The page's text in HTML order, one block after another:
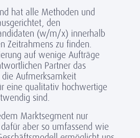
hat alle Methoden und
den
(w/m/x) innerhalb
Zeitrahmens zu finden.
auf wenige Aufträge
Partner das
Aufmerksamkeit
eine qualitativ hochwertige
sind.
Marktsegment nur
aber so umfassend wie